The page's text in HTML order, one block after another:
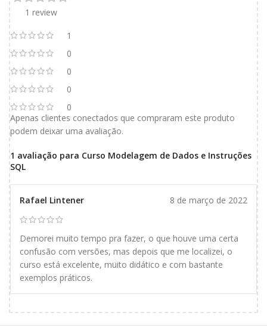
1 review
1
0
0
0
0
1 avaliação para Curso Modelagem de Dados e Instruções
SQL
Rafael Lintener 8 de março de 2022
Demorei muito tempo pra fazer, o que houve uma certa
confusão com versões, mas depois que me localizei, o
curso está excelente, muito didático e com bastante
exemplos práticos.
Apenas clientes conectados que compraram este produto
podem deixar uma avaliação.